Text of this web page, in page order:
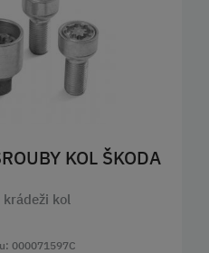
KOL ŠKODA
kol
000071597C